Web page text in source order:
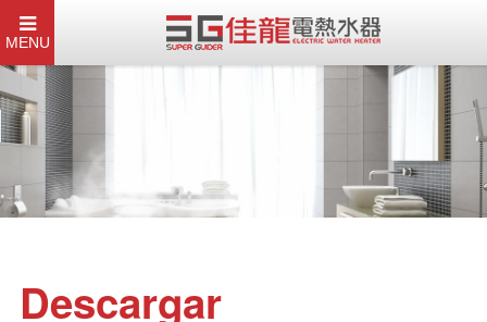
MENU
Descargar